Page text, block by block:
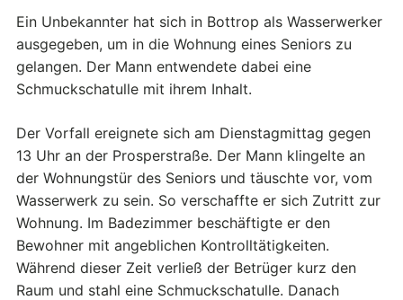
Ein Unbekannter hat sich in Bottrop als Wasserwerker
ausgegeben, um in die Wohnung eines Seniors zu
gelangen. Der Mann entwendete dabei eine
Schmuckschatulle mit ihrem Inhalt.
Der Vorfall ereignete sich am Dienstagmittag gegen
13 Uhr an der Prosperstraße. Der Mann klingelte an
der Wohnungstür des Seniors und täuschte vor, vom
Wasserwerk zu sein. So verschaffte er sich Zutritt zur
Wohnung. Im Badezimmer beschäftigte er den
Bewohner mit angeblichen Kontrolltätigkeiten.
Während dieser Zeit verließ der Betrüger kurz den
Raum und stahl eine Schmuckschatulle. Danach